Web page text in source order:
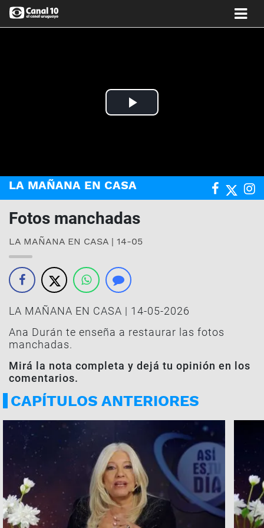
Play
LA MAÑANA EN CASA
Fotos manchadas
LA MAÑANA EN CASA | 14-05
LA MAÑANA EN CASA | 14-05-2026
Ana Durán te enseña a restaurar las fotos
manchadas.
Mirá la nota completa y dejá tu opinión en los
comentarios.
CAPÍTULOS ANTERIORES